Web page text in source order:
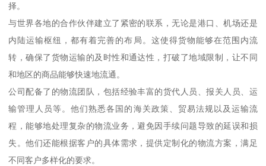
择。
与世界各地的合作伙伴建立了紧密的联系，无论是港口、机场还是
内陆运输枢纽，都有着完善的布局。这使得货物能够在范围内流
转，确保了货物运输的及时性和通达性，打破了地域限制，让不同
和地区的商品能够快速地流通。
公司配备了的物流团队，包括经验丰富的货代人员、报关人员、运
输管理人员等。他们熟悉各国的海关政策、贸易法规以及运输流
程，能够地处理复杂的物流业务，避免因手续问题导致的延误和损
失。他们还能根据客户的具体需求，提供定制化的物流方案，满足
不同客户多样化的要求。